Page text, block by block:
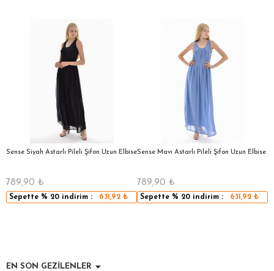
Sense Siyah Astarlı Pileli Şifon Uzun Elbise
789,90 ₺
Sepette % 20 indirim : 631,92₺
Sense Mavı Astarlı Pileli Şifon Uzun Elbise
789,90 ₺
Sepette % 20 indirim : 631,92₺
EN SON GEZİLENLER